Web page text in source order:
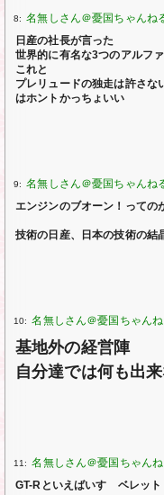
8:
日産の社長が言った
世界的に有名な3つのアルフ
これと
プレリュードの独走は許さな
はホントかっちょいい
9:
エンジンのブオーン！っての
技術の日産、日本の技術の結
10:
基地外の経営陣
自分達では何も出
11:
GT-Rといえばいすゞベレット